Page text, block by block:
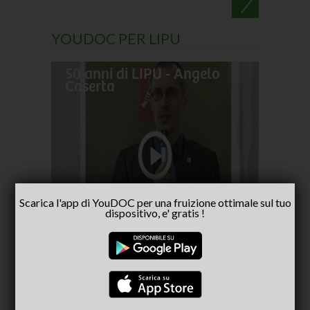
YOUDOC PER LIPU
50 anni di LIPU - Angelo
Caserta
Capria
Scarica l'app di YouDOC per una fruizione ottimale sul tuo
dispositivo, e' gratis !